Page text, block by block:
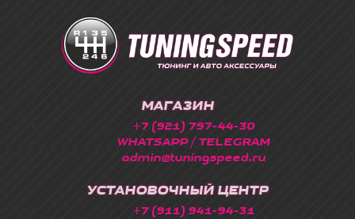
МАГАЗИН
+7 (921) 797-44-30
WHATSAPP / TELEGRAM
admin@tuningspeed.ru
УСТАНОВОЧНЫЙ ЦЕНТР
+7 (911) 941-94-31